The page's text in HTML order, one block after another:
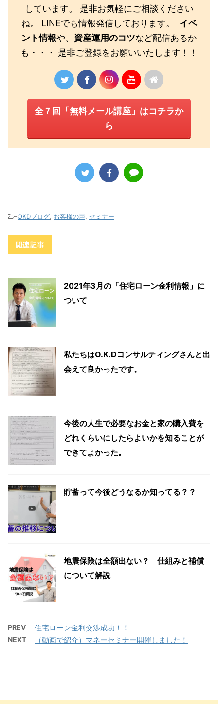
しています。 是非お気軽にご相談ください
ね。 LINEでも情報発信しております。 イベ
ント情報や、 資産運用のコツなど配信あるか
も・・・ 是非ご登録をお願いいたします！！
全７回「無料メール講座」はコチラか
ら
-OKDブログ, お客様の声, セミナー
関連記事
2021年3月の「住宅ローン金利情報」に
ついて
私たちはO.K.Dコンサルティングさんと出
会えて良かったです。
今後の人生で必要なお金と家の購入費を
どれくらいにしたらよいかを知ることが
できてよかった。
貯蓄って今後どうなるか知ってる？？
地震保険は全額出ない？ 仕組みと補償
について解説
PREV 住宅ローン金利交渉成功！！
NEXT （動画で紹介）マネーセミナー開催しました！